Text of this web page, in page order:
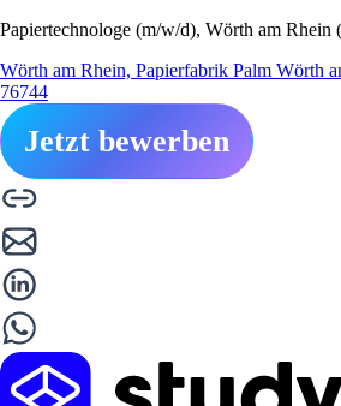
Papiertechnologe (m/w/d), Wörth am Rhein
Wörth am Rhein, Papierfabrik Palm Wörth
76744
Jetzt bewerben